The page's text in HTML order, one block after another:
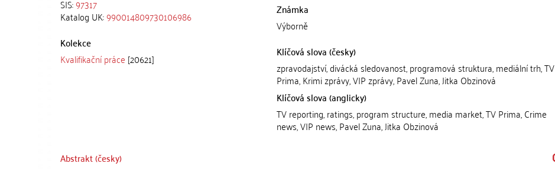
SIS:97317
Katalog UK:990014809730106986
Kolekce
Kvalifikační práce [20621]
Známka
Výborně
Klíčová slova (česky)
zpravodajství, divácká sledovanost, programová struktura, mediální trh, TV
Prima, Krimi zprávy, VIP zprávy, Pavel Zuna, Jitka Obzinová
Klíčová slova (anglicky)
TV reporting, ratings, program structure, media market, TV Prima, Crime
news, VIP news, Pavel Zuna, Jitka Obzinová
Abstrakt (česky)